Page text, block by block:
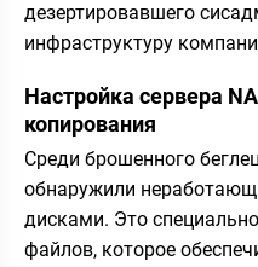
дезертировавшего
инфраструктуру
Настройка сервера
копирования
Среди брошенного
обнаружили
дисками. Это
файлов, которое